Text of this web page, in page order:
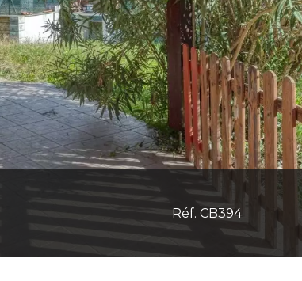
Réf. CB394